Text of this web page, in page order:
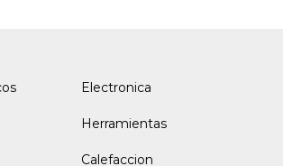
Electronica
Herramientas
Calefaccion